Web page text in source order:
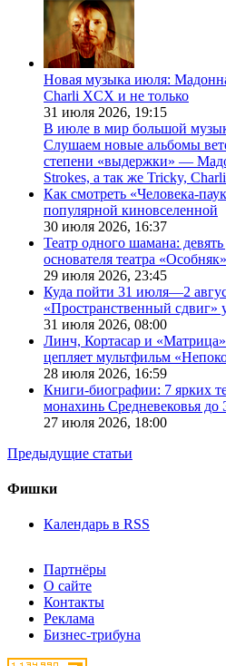
Новая музыка июля:
Charli XCX и не только
31 июля 2026, 19:15
В июле в мир большой
Слушаем новые альбомы
степени «выдержки» —
Strokes, а так же Tricky,
Как смотреть «Человека-
популярной киновселенной
30 июля 2026, 16:37
Театр одного шамана:
основателя театра
29 июля 2026, 23:45
Куда пойти 31 июля—2
«Пространственный
31 июля 2026, 08:00
Линч, Кортасар и
цепляет мультфильм
28 июля 2026, 16:59
Книги-биографии: 7 ярких
монахинь Средневековья
27 июля 2026, 18:00
Предыдущие статьи
Фишки
Календарь в RSS
Партнёры
О сайте
Контакты
Реклама
Бизнес-трибуна